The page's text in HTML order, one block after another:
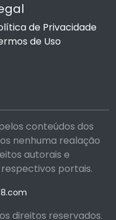
de Privacidade
de Uso
conteúdos dos
nenhuma realação
autorais e
portais.
direitos reservados.